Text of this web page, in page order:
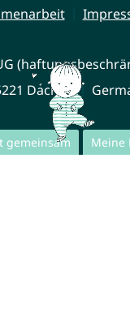
gemeinsam Meine
Dachau